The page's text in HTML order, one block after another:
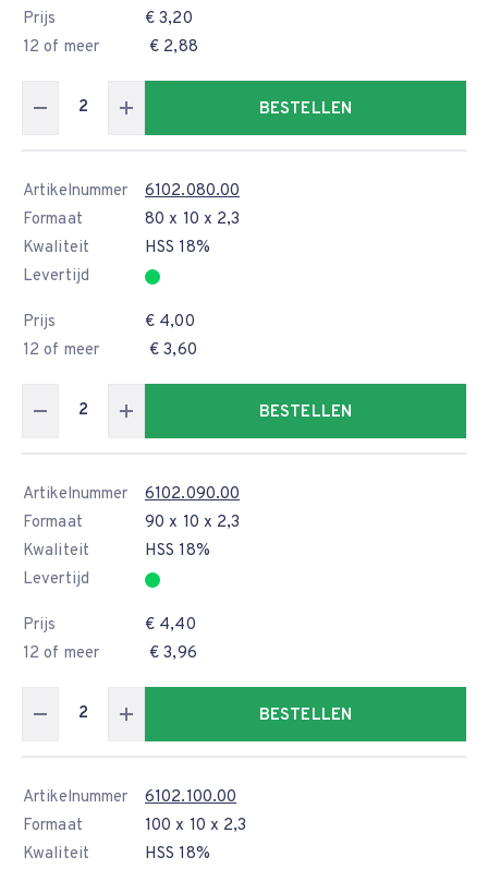
Prijs
€ 3,20
12 of meer
€ 2,88
BESTELLEN
Artikelnummer
6102.080.00
Formaat
80 x 10 x 2,3
Kwaliteit
HSS 18%
Levertijd
Prijs
€ 4,00
12 of meer
€ 3,60
BESTELLEN
Artikelnummer
6102.090.00
Formaat
90 x 10 x 2,3
Kwaliteit
HSS 18%
Levertijd
Prijs
€ 4,40
12 of meer
€ 3,96
BESTELLEN
Artikelnummer
6102.100.00
Formaat
100 x 10 x 2,3
Kwaliteit
HSS 18%